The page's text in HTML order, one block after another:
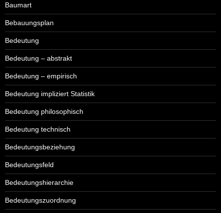
Baumart
Bebauungsplan
Bedeutung
Bedeutung – abstrakt
Bedeutung – empirisch
Bedeutung impliziert Statistik
Bedeutung philosophisch
Bedeutung technisch
Bedeutungsbeziehung
Bedeutungsfeld
Bedeutungshierarchie
Bedeutungszuordnung